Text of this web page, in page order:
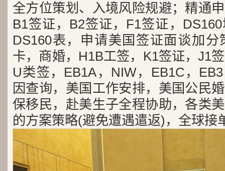
全方位策划、入境风险规避；精通
B1签证，B2签证，F1签证，
DS160表，申请美国签证面谈加
卡，商婚，H1B工签，K1签证，J1
U类签，EB1A，NIW，EB1C，
因查询，美国工作安排，美国公民
保移民，赴美生子全程协助，各类
的方案策略(避免遭遇遣返)，全球接